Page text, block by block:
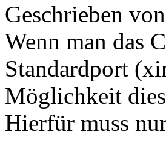
Geschrieben von
Wenn man das
Standardport
Möglichkeit
Hierfür muss